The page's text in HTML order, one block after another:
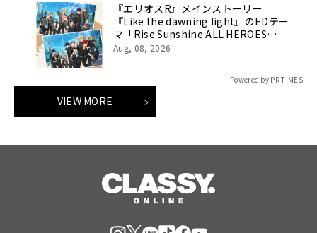
『エリオスR』メインストーリー
『Like the dawning light』のEDテー
マ「Rise Sunshine ALL HEROES
Ver.」がフルサイズ配信決定！
Aug, 08, 2026
Powered by PR TIMES
VIEW MORE